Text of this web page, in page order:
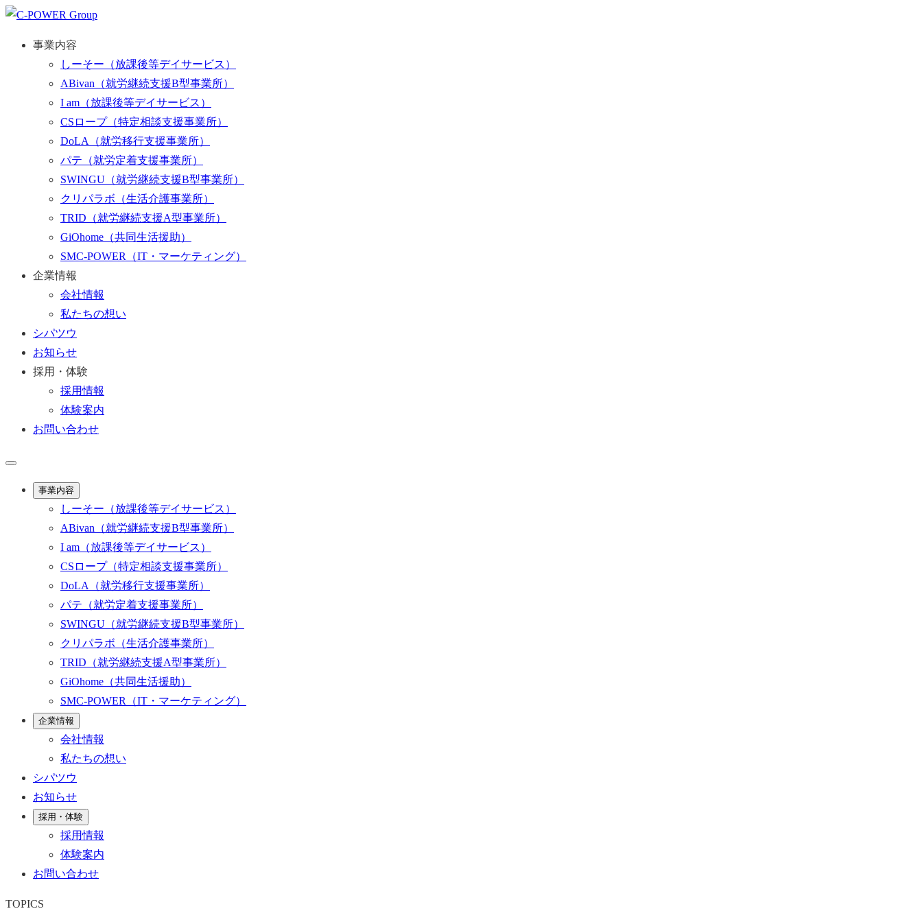
事業内容
しーそー （放課後等デイサービス）
ABivan （就労継続支援B型事業所）
I am （放課後等デイサービス）
CSロープ（特定相談支援事業所）
DoLA
（就労移行支援事業所）
パテ （就労定着支援事業所）
SWINGU （就労継続支援B型事業所）
クリパラボ （生活介護事業所）
TRID （就労継続支援A型事業所）
GiOhome （共同生活援助）
SMC-POWER
（IT・マーケティング）
企業情報
会社情報
私たちの想い
シパツウ
お知らせ
採用・体験
採用情報
体験案内
お問い合わせ
事業内容
しーそー （放課後等デイサービス）
ABivan （就労継続支援B型事業所）
I am （放課後等デイサービス）
CSロープ（特定相談支援事業所）
DoLA
（就労移行支援事業所）
パテ （就労定着支援事業所）
SWINGU （就労継続支援B型事業所）
クリパラボ （生活介護事業所）
TRID （就労継続支援A型事業所）
GiOhome （共同生活援助）
SMC-POWER
（IT・マーケティング）
企業情報
会社情報
私たちの想い
シパツウ
お知らせ
採用・体験
採用情報
体験案内
お問い合わせ
TOPICS